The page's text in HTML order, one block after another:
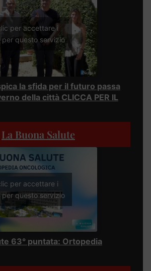
per accettare i
per questo servizio
la sfida per il futuro passa
della città CLICCA PER IL
La Buona Salute
per accettare i
per questo servizio
63° puntata: Ortopedia